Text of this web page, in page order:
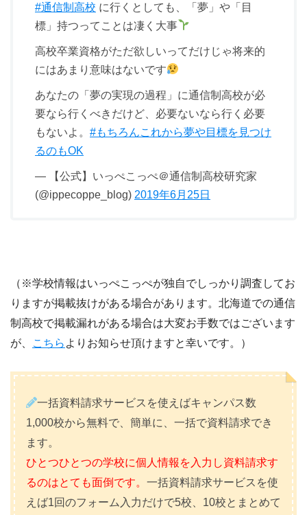
#通信制高校 に行くとしても、「夢」や「目
標」持つってことは凄く大事
高校卒業資格がただ欲しいってだけじゃ将来的
にはあまり意味はないです
あなたの「夢の実現の過程」に通信制高校が必
要なら行くべきだけど、必要ないなら行く必要
もないよ。 #もちろんこれから夢や目標を見つけ
るのもOK
— 【公式】いっぺこっぺ＠通信制高校研究家
(@ippecoppe_blog) 2019年6月25日
（※学校情報はいっぺこっぺが独自でしっかり調査してお
りますが掲載抜けがある場合があります。北海道での通信
制高校で掲載漏れがある場合は大変お手数ではございます
が、
こちら よりお知らせ頂けますと幸いです。）
一括資料請求サービスを使えばキャンパス数
1,000校から無料で、簡単に、一括で資料請求でき
ます。
ひとつひとつの学校に個人情報を入力し資料請求す
るのはとても面倒です。 一括資料請求サービスを使
えば1回のフォーム入力だけで5校、10校とまとめて